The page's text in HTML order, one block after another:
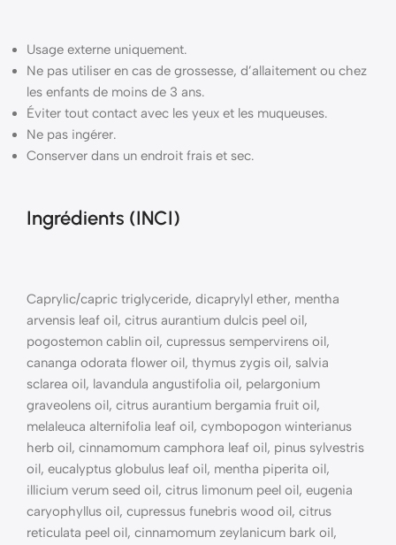
Usage externe uniquement.
Ne pas utiliser en cas de grossesse, d’allaitement ou chez
les enfants de moins de 3 ans.
Éviter tout contact avec les yeux et les muqueuses.
Ne pas ingérer.
Conserver dans un endroit frais et sec.
Ingrédients (INCI)
Caprylic/capric triglyceride, dicaprylyl ether, mentha
arvensis leaf oil, citrus aurantium dulcis peel oil,
pogostemon cablin oil, cupressus sempervirens oil,
cananga odorata flower oil, thymus zygis oil, salvia
sclarea oil, lavandula angustifolia oil, pelargonium
graveolens oil, citrus aurantium bergamia fruit oil,
melaleuca alternifolia leaf oil, cymbopogon winterianus
herb oil, cinnamomum camphora leaf oil, pinus sylvestris
oil, eucalyptus globulus leaf oil, mentha piperita oil,
illicium verum seed oil, citrus limonum peel oil, eugenia
caryophyllus oil, cupressus funebris wood oil, citrus
reticulata peel oil, cinnamomum zeylanicum bark oil,